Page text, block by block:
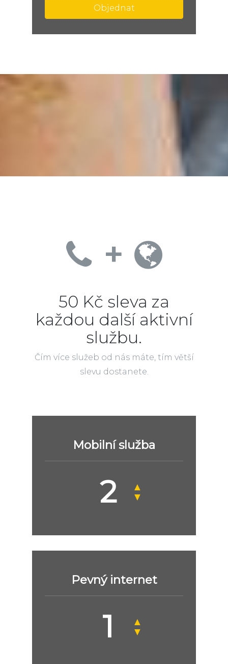
Objednat
+
50 Kč sleva za
každou další aktivní
službu.
Čím více služeb od nás máte, tím větší
slevu dostanete.
Mobilní služba
▲
▼
Pevný internet
▲
▼